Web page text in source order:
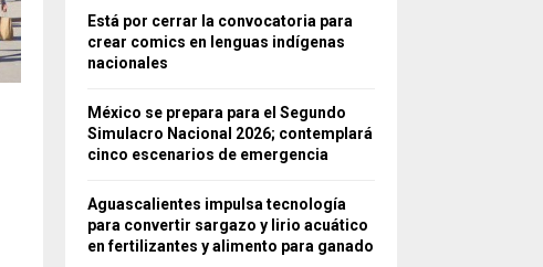
Está por cerrar la convocatoria para
crear comics en lenguas indígenas
nacionales
México se prepara para el Segundo
Simulacro Nacional 2026; contemplará
cinco escenarios de emergencia
Aguascalientes impulsa tecnología
para convertir sargazo y lirio acuático
en fertilizantes y alimento para ganado